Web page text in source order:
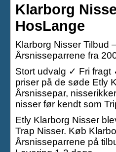
Klarborg
HosLange
Klarborg Nisser Tilbud
Årsnisseparrene fra
Stort udvalg ✓ Fri
priser på de søde Etly
Årsnissepar,
nisser før kendt som
Etly Klarborg Nisser
Trap Nisser. Køb
Årsnisseparrene på